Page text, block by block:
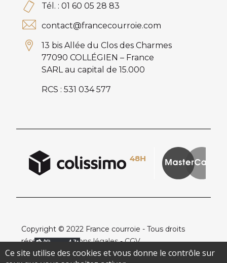
Tél. : 01 60 05 28 83
contact@francecourroie.com
13 bis Allée du Clos des Charmes
77090 COLLÉGIEN – France
SARL au capital de 15.000
RCS : 531 034 577
Copyright © 2022 France courroie - Tous droits
réservés -
Mentions légales-CGV
Ce site utilise des cookies et vous donne le contrôle sur